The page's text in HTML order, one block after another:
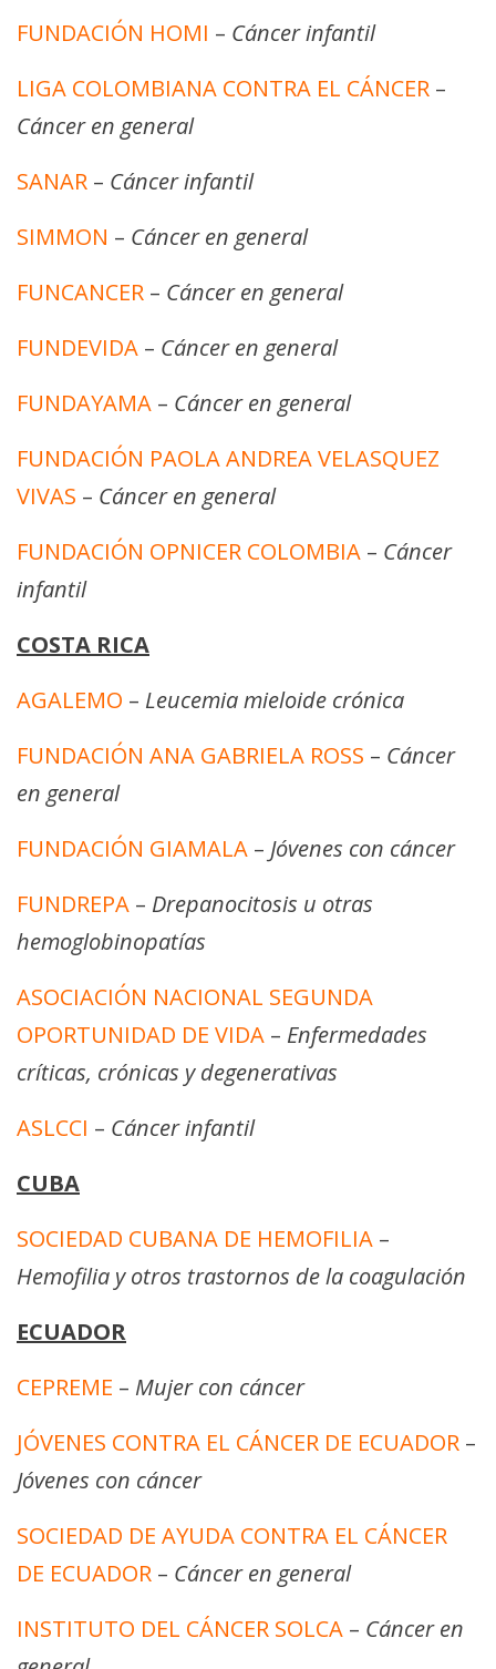
FUNDACIÓN HOMI – Cáncer infantil
LIGA COLOMBIANA CONTRA EL CÁNCER –
Cáncer en general
SANAR – Cáncer infantil
SIMMON – Cáncer en general
FUNCANCER – Cáncer en general
FUNDEVIDA – Cáncer en general
FUNDAYAMA – Cáncer en general
FUNDACIÓN PAOLA ANDREA VELASQUEZ
VIVAS – Cáncer en general
FUNDACIÓN OPNICER COLOMBIA – Cáncer
infantil
COSTA RICA
AGALEMO – Leucemia mieloide crónica
FUNDACIÓN ANA GABRIELA ROSS – Cáncer
en general
FUNDACIÓN GIAMALA – Jóvenes con cáncer
FUNDREPA – Drepanocitosis u otras
hemoglobinopatías
ASOCIACIÓN NACIONAL SEGUNDA
OPORTUNIDAD DE VIDA – Enfermedades
críticas, crónicas y degenerativas
ASLCCI – Cáncer infantil
CUBA
SOCIEDAD CUBANA DE HEMOFILIA –
Hemofilia y otros trastornos de la coagulación
ECUADOR
CEPREME – Mujer con cáncer
JÓVENES CONTRA EL CÁNCER DE ECUADOR –
Jóvenes con cáncer
SOCIEDAD DE AYUDA CONTRA EL CÁNCER
DE ECUADOR – Cáncer en general
INSTITUTO DEL CÁNCER SOLCA – Cáncer en